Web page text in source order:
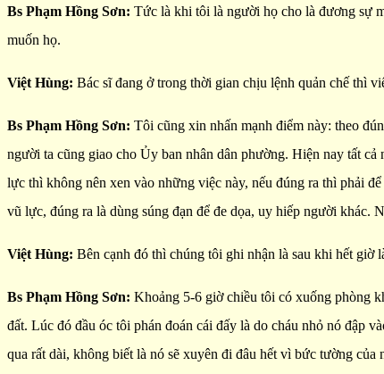
Bs Phạm Hồng Sơn: Tức là khi tôi là người họ cho là đương sự
muốn họ.
Việt Hùng: Bác sĩ đang ở trong thời gian chịu lệnh quản chế thì
Bs Phạm Hồng Sơn: Tôi cũng xin nhấn mạnh điểm này: theo
người ta cũng giao cho Ủy ban nhân dân phường. Hiện nay tất
lực thì không nên xen vào những việc này, nếu đúng ra thì phải
vũ lực, đúng ra là dùng súng đạn để đe dọa, uy hiếp người khác.
Việt Hùng: Bên cạnh đó thì chúng tôi ghi nhận là sau khi hết giờ
Bs Phạm Hồng Sơn: Khoảng 5-6 giờ chiều tôi có xuống phòng
đất. Lúc đó đầu óc tôi phán đoán cái đấy là do cháu nhỏ nó đập
qua rất dài, không biết là nó sẽ xuyên đi đâu hết vì bức tường